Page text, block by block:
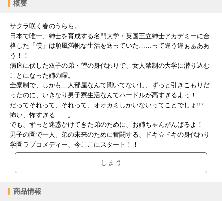
概要
サクラ咲く春のうらら。
日本で唯一、紳士を育成する名門大学・英国王立紳士アカデミーに合
格した「僕」は順風満帆な生活を送っていた……って違う違ぁぁああ
う！！
病床に伏した双子の弟・望の身代わりで、女人禁制の大学に潜り込む
ことになった姉の曜。
全寮制で、しかも二人部屋なんて聞いてないし、ずっと引きこもりだ
ったのに、いきなり男子寮生活なんてハードルが高すぎるよっ！
だってそれって、それって、オオカミしかいないってことでしょ!!?
怖い、怖すぎる……。
でも、ずっと迷惑かけてきた弟のために、お姉ちゃんがんばるよ！
男子の園で一人、弟の未来のために奮闘する、ドキ☆ドキの身代わり
学園ラブコメディー、今ここにスタート！！
しまう
商品情報